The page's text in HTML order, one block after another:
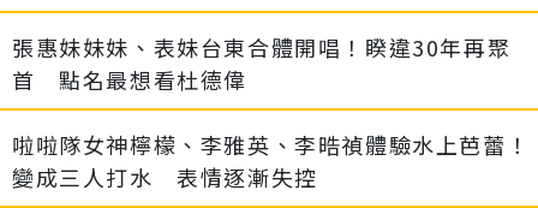
張惠妹妹妹、表妹台東合體開唱！睽違30年再聚
首 點名最想看杜德偉
啦啦隊女神檸檬、李雅英、李晧禎體驗水上芭蕾！
變成三人打水 表情逐漸失控